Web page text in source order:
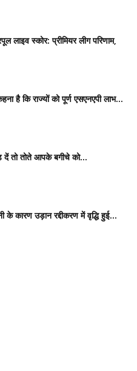
लाइव स्कोर: प्रीमियर लीग परिणाम,
है कि राज्यों को पूर्ण एसएनएपी लाभ...
तो तोते आपके बगीचे को...
के कारण उड़ान रद्दीकरण में वृद्धि हुई...